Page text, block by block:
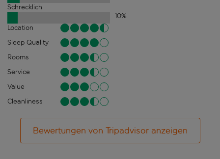
Schrecklich
10%
Location
Sleep Quality
Rooms
Service
Value
Cleanliness
Bewertungen von Tripadvisor anzeigen